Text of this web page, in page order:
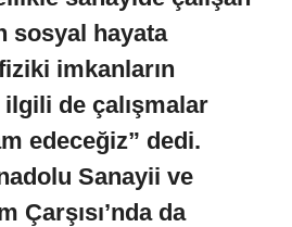
sosyal hayata
imkanların
de çalışmalar
edeceğiz” dedi.
Sanayii ve
Çarşısı’nda da